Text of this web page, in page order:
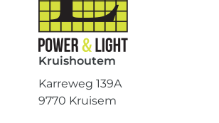
Kruishoutem
Karreweg 139A
9770 Kruisem